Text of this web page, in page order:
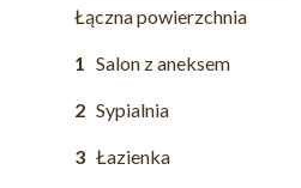
Łączna powierzchnia
1 Salon z aneksem
2 Sypialnia
3 Łazienka